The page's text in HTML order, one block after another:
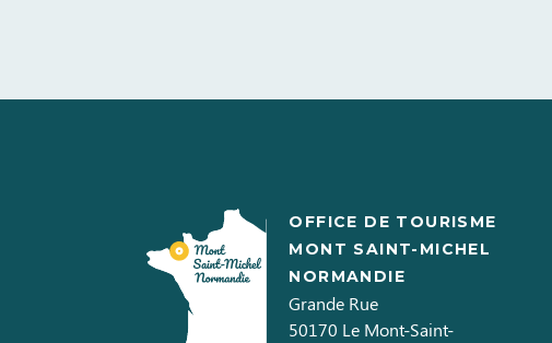
OFFICE DE TOURISME
MONT SAINT-MICHEL
NORMANDIE
Grande Rue
50170 Le Mont-Saint-